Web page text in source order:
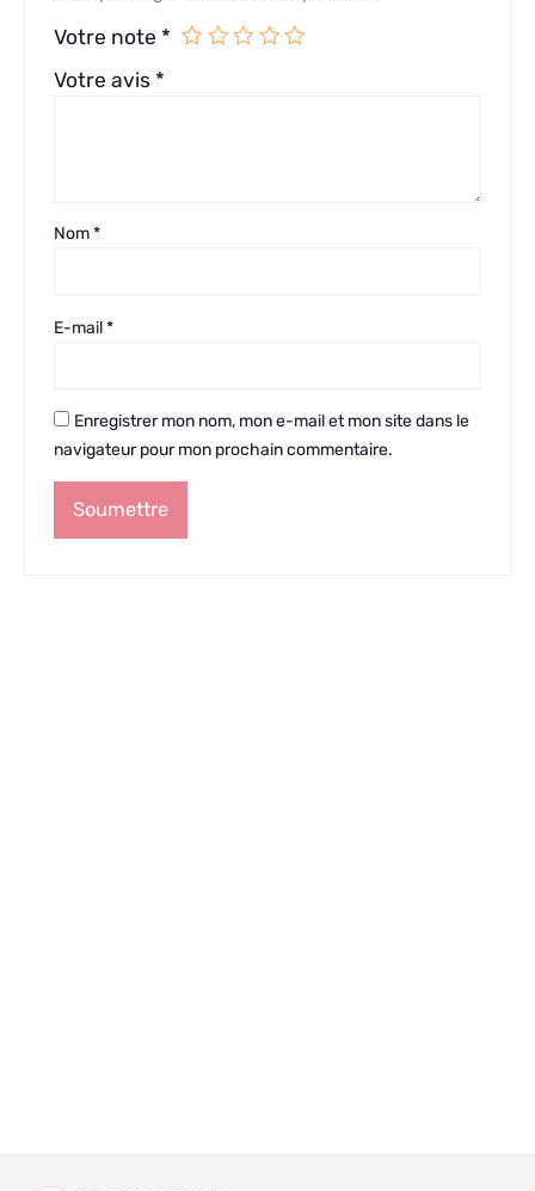
Votre note *
Votre avis *
Nom*
E-mail*
Enregistrer mon nom, mon e-mail et mon site dans le
navigateur pour mon prochain commentaire.